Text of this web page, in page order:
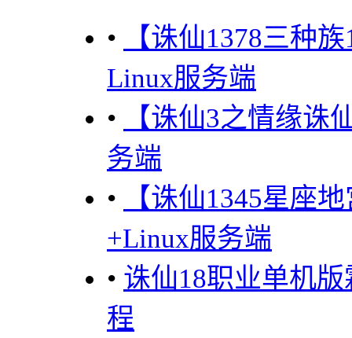
•
【诛仙1378三种
Linux服务端
•
【诛仙3之情缘诛
务端
•
【诛仙1345星座
+Linux服务端
• 诛仙18职业单机
程